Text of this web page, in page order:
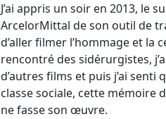
J’ai appris un soir en 2013, le
ArcelorMittal de son outil de
d’aller filmer l’hommage et la
rencontré des sidérurgistes,
d’autres films et puis j’ai
classe sociale, cette mémoire
ne fasse son œuvre.